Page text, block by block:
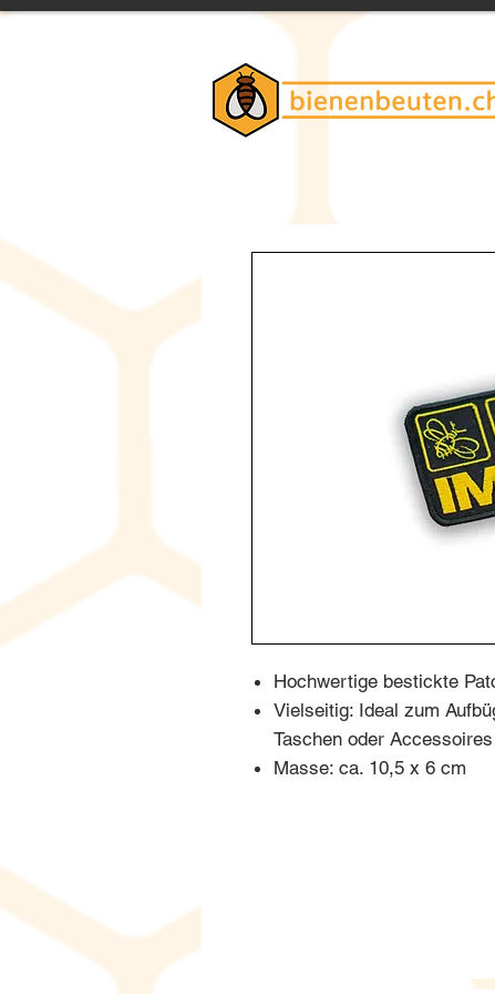
Hochwertige bestickte
Vielseitig: Ideal zum
Taschen oder Accessoires
Masse: ca. 10,5 x 6 cm